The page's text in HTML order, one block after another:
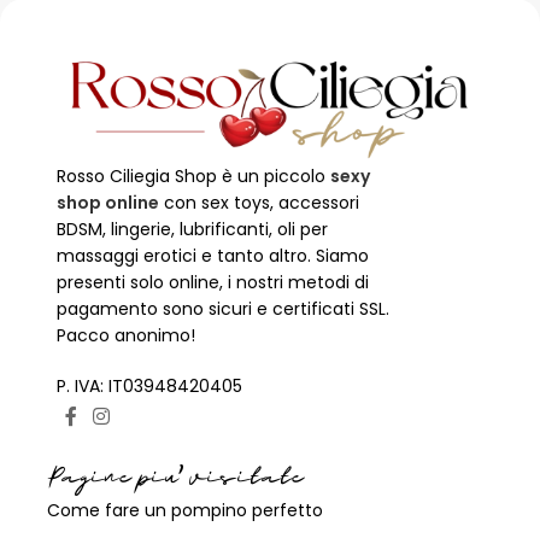
Rosso Ciliegia Shop è un piccolo sexy
shop online con sex toys, accessori
BDSM, lingerie, lubrificanti, oli per
massaggi erotici e tanto altro. Siamo
presenti solo online, i nostri metodi di
pagamento sono sicuri e certificati SSL.
Pacco anonimo!
P. IVA: IT03948420405
Pagine piu' visitate
Come fare un pompino perfetto